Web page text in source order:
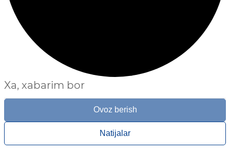
Xa, xabarim bor
Ovoz berish
Natijalar